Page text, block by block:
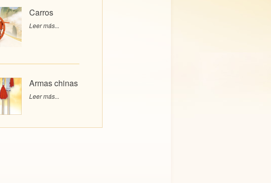
Carros
Leer más...
Armas chinas
Leer más...